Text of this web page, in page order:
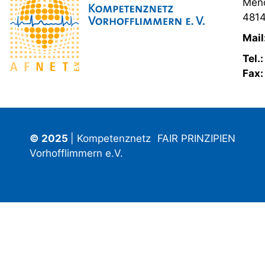
Tel.:
Fax:
© 2025
| Kompetenznetz
Vorhofflimmern e.V.
FAIR PRINZIPIEN